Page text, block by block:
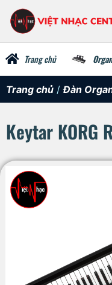
Trang chủ Organ
Trang chủ /Đàn
Keytar KORG